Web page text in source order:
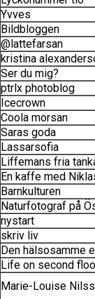
Yvves
Bildbloggen
@lattefarsan
kristina
Ser du mig?
ptrlx photoblog
Icecrown
Coola morsan
Saras goda
Lassarsofia
Liffemans fria
En kaffe med
Barnkulturen
Naturfotograf på
nystart
skriv liv
Den hälsosamme
Life on second
Marie-Louise